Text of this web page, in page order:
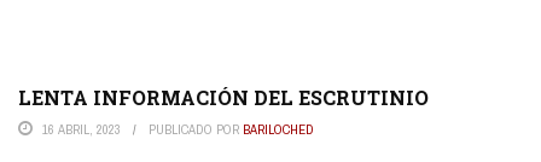
LENTA INFORMACIÓN DEL ESCRUTINIO
16 ABRIL, 2023 PUBLICADO POR BARILOCHED